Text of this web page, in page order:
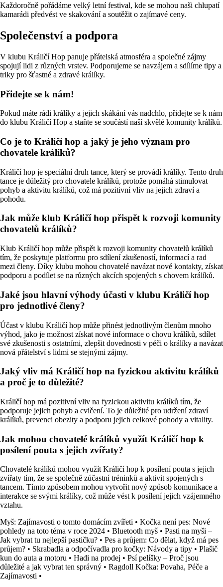
Každoročně pořádáme velký letní festival, kde se mohou naši chlupatí
kamarádi předvést ve skakování a soutěžit o zajímavé ceny.
Společenství a podpora
V klubu Králičí Hop panuje přátelská atmosféra a společné zájmy
spojují lidi z různých vrstev. Podporujeme se navzájem a sdílíme tipy a
triky pro šťastné a zdravé králíky.
Přidejte se k nám!
Pokud máte rádi králíky a jejich skákání vás nadchlo, přidejte se k nám
do klubu Králičí Hop a staňte se součástí naší skvělé komunity králíků.
Co je to Králičí hop a jaký je jeho význam pro
chovatele králíků?
Králičí hop je speciální druh tance, který se provádí králíky. Tento druh
tance je důležitý pro chovatele králíků, protože pomáhá stimulovat
pohyb a aktivitu králíků, což má pozitivní vliv na jejich zdraví a
pohodu.
Jak může klub Králičí hop přispět k rozvoji komunity
chovatelů králíků?
Klub Králičí hop může přispět k rozvoji komunity chovatelů králíků
tím, že poskytuje platformu pro sdílení zkušeností, informací a rad
mezi členy. Díky klubu mohou chovatelé navázat nové kontakty, získat
podporu a podílet se na různých akcích spojených s chovem králíků.
Jaké jsou hlavní výhody účasti v klubu Králičí hop
pro jednotlivé členy?
Účast v klubu Králičí hop může přinést jednotlivým členům mnoho
výhod, jako je možnost získat nové informace o chovu králíků, sdílet
své zkušenosti s ostatními, zlepšit dovednosti v péči o králíky a navázat
nová přátelství s lidmi se stejnými zájmy.
Jaký vliv má Králičí hop na fyzickou aktivitu králíků
a proč je to důležité?
Králičí hop má pozitivní vliv na fyzickou aktivitu králíků tím, že
podporuje jejich pohyb a cvičení. To je důležité pro udržení zdraví
králíků, prevenci obezity a podporu jejich celkové pohody a vitality.
Jak mohou chovatelé králíků využít Králičí hop k
posílení pouta s jejich zvířaty?
Chovatelé králíků mohou využít Králičí hop k posílení pouta s jejich
zvířaty tím, že se společně zúčastní tréninků a aktivit spojených s
tancem. Tímto způsobem mohou vytvořit nový způsob komunikace a
interakce se svými králíky, což může vést k posílení jejich vzájemného
vztahu.
Myš: Zajímavosti o tomto domácím zvířeti • Kočka není pes: Nové
pohledy na toto téma v roce 2024 • Bluetooth myš • Pasti na myši –
Jak vybrat tu nejlepší pastičku? • Pes a průjem: Co dělat, když má pes
průjem? • Skrabadla a odpočívadla pro kočky: Návody a tipy • Plašič
kun do auta a motoru • Hadi na prodej • Psí pelíšky – Proč jsou
důležité a jak vybrat ten správný • Ragdoll Kočka: Povaha, Péče a
Zajímavosti •